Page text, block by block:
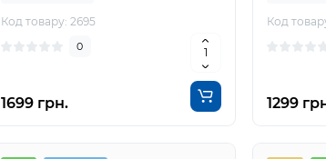
Код товару: 2695
0
1699 грн.
Код
1299